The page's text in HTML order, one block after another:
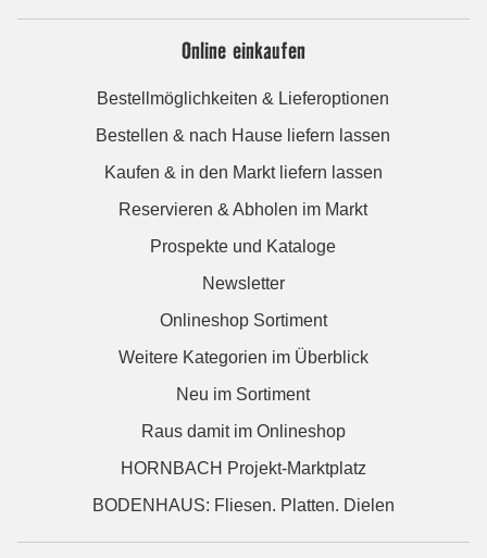
Online einkaufen
Bestellmöglichkeiten & Lieferoptionen
Bestellen & nach Hause liefern lassen
Kaufen & in den Markt liefern lassen
Reservieren & Abholen im Markt
Prospekte und Kataloge
Newsletter
Onlineshop Sortiment
Weitere Kategorien im Überblick
Neu im Sortiment
Raus damit im Onlineshop
HORNBACH Projekt-Marktplatz
BODENHAUS: Fliesen. Platten. Dielen